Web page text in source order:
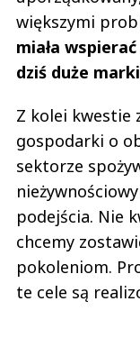
większymi
miała
dziś duże marki
Z kolei kwestie
gospodarki o
sektorze
podejścia. Nie
chcemy
pokoleniom.
te cele są